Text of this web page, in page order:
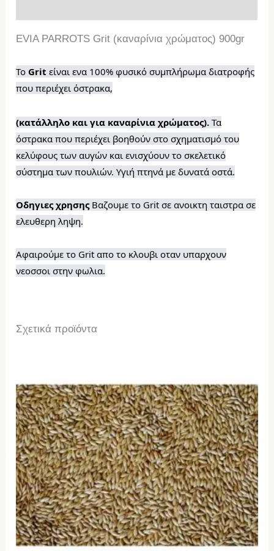
EVIA PARROTS Grit (καναρίνια χρώματος) 900gr
Το Gritείναι ενα 100% φυσικό συμπλήρωμα διατροφής
που περιέχει όστρακα,
(κατάλληλο και για καναρίνια χρώματος).Τα
όστρακα που περιέχει βοηθούν στο σχηματισμό του
κελύφους των αυγών και ενισχύουν το σκελετικό
σύστημα των πουλιών. Υγιή πτηνά με δυνατά οστά.
Οδηγιες χρησηςΒαζουμε το Grit σε ανοικτη ταιστρα σε
ελευθερη ληψη.
Αφαιρούμε το Grit απο το κλουβι οταν υπαρχουν
νεοσσοι στην φωλια.
Σχετικά προϊόντα